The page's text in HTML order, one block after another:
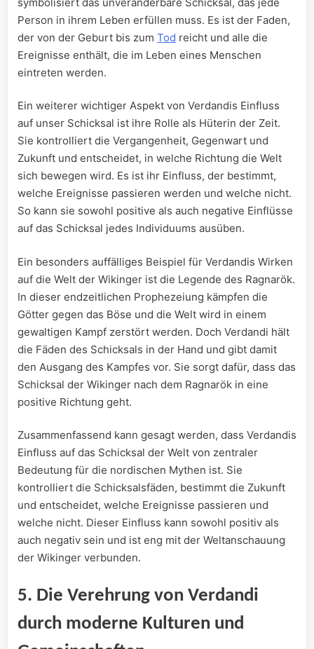
Person in ihrem Leben erfüllen muss. Es ist der Faden,
der von der Geburt bis zum Tod reicht und alle die
Ereignisse enthält, die im Leben eines Menschen
eintreten werden.
Ein weiterer wichtiger Aspekt von Verdandis Einfluss
auf unser Schicksal ist ihre Rolle als Hüterin der Zeit.
Sie kontrolliert die Vergangenheit, Gegenwart und
Zukunft und entscheidet, in welche Richtung die Welt
sich bewegen wird. Es ist ihr Einfluss, der bestimmt,
welche Ereignisse passieren werden und welche nicht.
So kann sie sowohl positive als auch negative Einflüsse
auf das Schicksal jedes Individuums ausüben.
Ein besonders auffälliges Beispiel für Verdandis Wirken
auf die Welt der Wikinger ist die Legende des Ragnarök.
In dieser endzeitlichen Prophezeiung kämpfen die
Götter gegen das Böse und die Welt wird in einem
gewaltigen Kampf zerstört werden. Doch Verdandi hält
die Fäden des Schicksals in der Hand und gibt damit
den Ausgang des Kampfes vor. Sie sorgt dafür, dass das
Schicksal der Wikinger nach dem Ragnarök in eine
positive Richtung geht.
Zusammenfassend kann gesagt werden, dass Verdandis
Einfluss auf das Schicksal der Welt von zentraler
Bedeutung für die nordischen Mythen ist. Sie
kontrolliert die Schicksalsfäden, bestimmt die Zukunft
und entscheidet, welche Ereignisse passieren und
welche nicht. Dieser Einfluss kann sowohl positiv als
auch negativ sein und ist eng mit der Weltanschauung
der Wikinger verbunden.
5. Die Verehrung von Verdandi
durch moderne Kulturen und